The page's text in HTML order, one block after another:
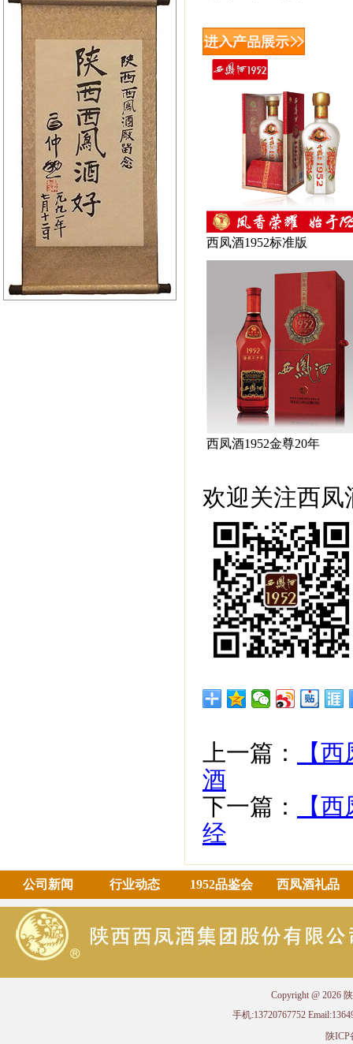
西凤酒1952标准版
西凤酒1952金尊20年
欢迎关注西凤
上一篇：
【
酒
下一篇：
【
经
公司新闻 行业动态 1952品鉴会 西凤酒礼品
Copyright @ 2026
手机:13720767752
陕ICP